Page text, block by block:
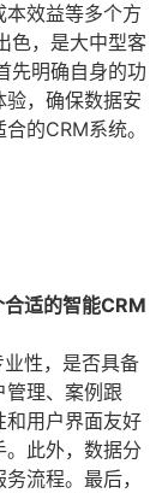
效益等多个方
色，是大中型客
先明确自身的功
，确保数据安
的CRM系统。
适的智能CRM
性，是否具备
理、案例跟
和用户界面友好
此外，数据分
流程。最后，